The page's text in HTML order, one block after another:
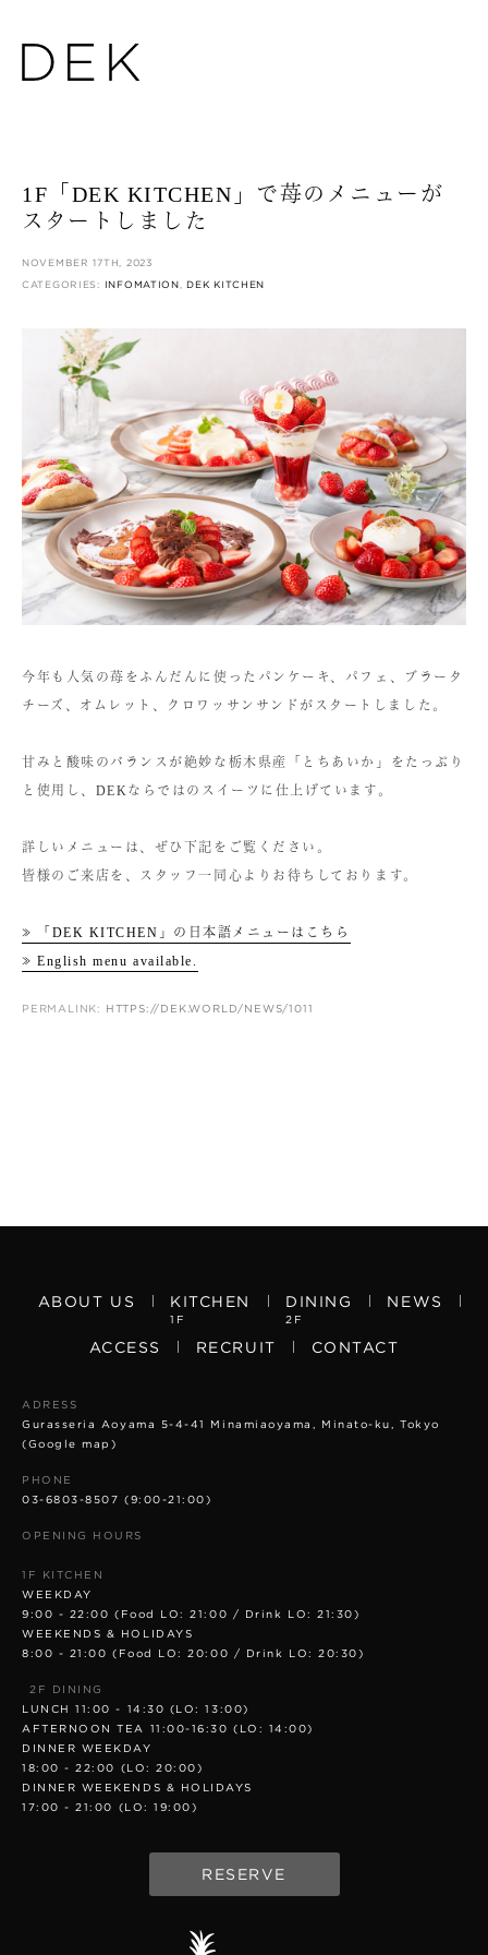
1F「DEK KITCHEN」で苺のメニューが
スタートしました
NOVEMBER 17TH, 2023
CATEGORIES: INFOMATION ,DEK KITCHEN
今年も人気の苺をふんだんに使ったパンケーキ、パフェ、ブラータ
チーズ、オムレット、クロワッサンサンドがスタートしました。
甘みと酸味のバランスが絶妙な栃木県産「とちあいか」をたっぷり
と使用し、DEKならではのスイーツに仕上げています。
詳しいメニューは、ぜひ下記をご覧ください。
皆様のご来店を、スタッフ一同心よりお待ちしております。
≫ 「DEK KITCHEN」の日本語メニューはこちら
≫ English menu available.
PERMALINK: HTTPS://DEK.WORLD/NEWS/1011
ABOUT US KITCHEN
1F
DINING
2F
NEWS
ACCESS RECRUIT CONTACT
ADRESS
Gurasseria Aoyama 5-4-41 Minamiaoyama, Minato-ku, Tokyo
(Google map)
PHONE
03-6803-8507 (9:00-21:00)
OPENING HOURS
1F KITCHEN
WEEKDAY
9:00 - 22:00 (Food LO: 21:00 / Drink LO: 21:30)
WEEKENDS & HOLIDAYS
8:00 - 21:00 (Food LO: 20:00 / Drink LO: 20:30)
2F DINING
LUNCH 11:00 - 14:30 (LO: 13:00)
AFTERNOON TEA 11:00-16:30 (LO: 14:00)
DINNER WEEKDAY
18:00 - 22:00 (LO: 20:00)
DINNER WEEKENDS & HOLIDAYS
17:00 - 21:00 (LO: 19:00)
RESERVE